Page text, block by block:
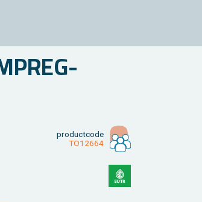
product­code
TO12664